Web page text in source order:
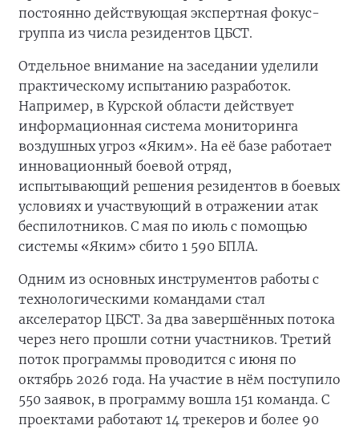
постоянно действующая экспертная фокус-
группа из числа резидентов ЦБСТ.
Отдельное внимание на заседании уделили
практическому испытанию разработок.
Например, в Курской области действует
информационная система мониторинга
воздушных угроз «Яким». На её базе работает
инновационный боевой отряд,
испытывающий решения резидентов в боевых
условиях и участвующий в отражении атак
беспилотников. С мая по июль с помощью
системы «Яким» сбито 1 590 БПЛА.
Одним из основных инструментов работы с
технологическими командами стал
акселератор ЦБСТ. За два завершённых потока
через него прошли сотни участников. Третий
поток программы проводится с июня по
октябрь 2026 года. На участие в нём поступило
550 заявок, в программу вошла 151 команда. С
проектами работают 14 трекеров и более 90